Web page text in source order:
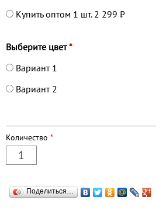
Купить оптом 1 шт. 2 299 ₽
Выберите цвет*
Вариант 1
Вариант 2
Количество *
Поделиться…